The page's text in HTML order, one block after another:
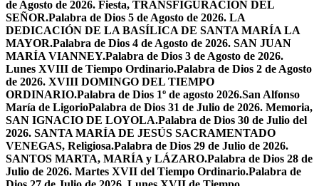
de Agosto de 2026. Fiesta, TRANSFIGURACIÓN DEL
SEÑOR.Palabra de Dios 5 de Agosto de 2026. LA
DEDICACIÓN DE LA BASÍLICA DE SANTA MARÍA LA
MAYOR.Palabra de Dios 4 de Agosto de 2026. SAN JUAN
MARÍA VIANNEY.Palabra de Dios 3 de Agosto de 2026.
Lunes XVIII de Tiempo Ordinario.Palabra de Dios 2 de Agosto
de 2026. XVIII DOMINGO DEL TIEMPO
ORDINARIO.Palabra de Dios 1º de agosto 2026.San Alfonso
María de LigorioPalabra de Dios 31 de Julio de 2026. Memoria,
SAN IGNACIO DE LOYOLA.Palabra de Dios 30 de Julio del
2026. SANTA MARÍA DE JESÚS SACRAMENTADO
VENEGAS, Religiosa.Palabra de Dios 29 de Julio de 2026.
SANTOS MARTA, MARÍA y LÁZARO.Palabra de Dios 28 de
Julio de 2026. Martes XVII del Tiempo Ordinario.Palabra de